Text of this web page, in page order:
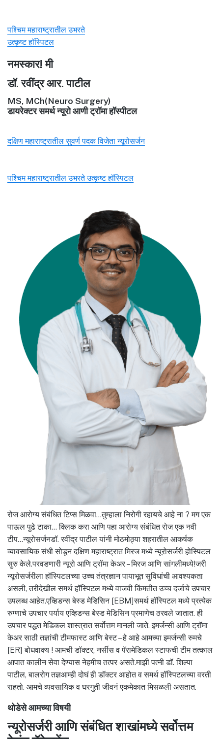
पश्चिम महाराष्ट्रातील उभरते
उत्कृष्ट हॉस्पिटल
नमस्कार! मी
डॉ. रवींद्र आर. पाटील
MS, MCh(Neuro Surgery)
डायरेक्टर समर्थ न्यूरो आणी ट्रॉमा हॉस्पीटल
दक्षिण महाराष्ट्रातील सुवर्ण पदक विजेता न्यूरोसर्जन
पश्चिम महाराष्ट्रातील उभरते उत्कृष्ट हॉस्पिटल
रोज आरोग्य संबंधित टिप्स मिळवा…तुम्हाला निरोगी रहायचे आहे ना ? मग एक
पाऊल पुढे टाका… क्लिक करा आणि पहा आरोग्य संबंधित रोज एक नवी
टीप…न्यूरोसर्जनडॉ. रवींद्र पाटील यांनी मोठमोठ्या शहरातील आकर्षक
व्यावसायिक संधी सोडून दक्षिण महाराष्ट्रात मिरज मध्ये न्यूरोसर्जरी होस्पिटल
सुरु केले.परवडणारी न्यूरो आणि ट्रॉमा केअर – मिरज आणि सांगलीमध्ये!जरी
न्यूरोसर्जरीला हॉस्पिटलच्या उच्च तंत्रज्ञान पायाभूत सुविधांची आवश्यकता
असली, तरीदेखील समर्थ हॉस्पिटल मध्ये वाजवी किंमतीत उच्च दर्जाचे उपचार
उपलब्ध आहेत.एव्हिडन्स बेस्ड मेडिसिन [EBM]समर्थ हॉस्पिटल मध्ये प्रत्येक
रुग्णाचे उपचार पर्याय एव्हिडन्स बेस्ड मेडिसिन प्रमाणेच ठरवले जातात. ही
उपचार पद्धत मेडिकल शास्त्रात सर्वोत्तम मानली जाते. इमर्जन्सी आणि ट्रॉमा
केअर साठी तज्ञांची टीमफास्ट आणि बेस्ट – हे आहे आमच्या इमर्जन्सी रुमचे
[ER] बोधवाक्य ! आमची डॉक्टर, नर्सीस व पॅरामेडिकल स्टाफची टीम तत्काल
आपात कालीन सेवा देण्यास नेहमीच तत्पर असते.माझी पत्नी डॉ. शिल्पा
पाटील, बालरोग तज्ञआम्ही दोघं ही डॉक्टर आहोत व समर्थ हॉस्पिटलच्या वरती
राहतो. आमचे व्यवसायिक व घरगुती जीवनं एकमेकात मिसळली असतात.
थोडेसे आमच्या विषयी
न्यूरोसर्जरी आणि संबंधित शाखांमध्ये सर्वोत्तम